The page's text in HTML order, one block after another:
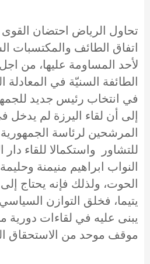
تحاول الرياض احتضان
اتفاق الطائف والمكتسبات
لأحد المساومة عليها، من
الطائفة السنيّة في المعادلة
في انتخاب رئيس جديد
إلى أن لقاء اليرزة لم
المرشحين لرئاسة
للتشاور واستكمالا للقاء دار
النواب ابراهيم منيمنة
الحوت، ولذلك فإنه يحتاج
يتيما، فخلق التوازن
يبنى عليه في لقاءات
موقف موحد من الاستحقاق